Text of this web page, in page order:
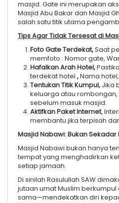
masjid. Gate ini merupakan
Masjid Abu Bakar dan Masjid
salah satu titik utama
Tips Agar Tidak Tersesat di
Foto Gate Terdekat,Saat
memfoto : Nomor gate,
Hafalkan Arah Hotel,
terdekat hotel ,Nama
Tentukan Titik Kumpul, Jika
keluarga atau rombongan,
sebelum masuk masjid.
Aktifkan Paket Internet,
membantu jika terpisah
Masjid Nabawi: Bukan Sekadar
Masjid Nabawi bukan hanya
tempat yang menghadirkan
setiap jamaah.
Di sinilah Rasulullah SAW
jutaan umat Muslim
sama—mendekatkan diri